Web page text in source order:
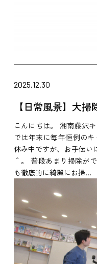
2025.12.30
【日常風景】大掃
こんにちは。 湘南藤沢
では年末に毎年恒例の
休み中ですが、お手伝い
＾。 普段あまり掃除が
も徹底的に綺麗にお掃...